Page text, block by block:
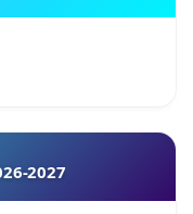
2027